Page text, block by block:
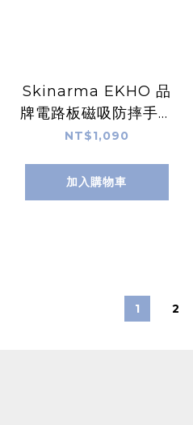
Skinarma EKHO 品
牌電路板磁吸防摔手機
殼 附掛繩環 for
NT$1,090
加入購物車
1 2